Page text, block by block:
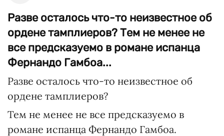
Разве осталось что-то неизвестное об
ордене тамплиеров? Тем не менее не
все предсказуемо в романе испанца
Фернандо Гамбоа...
Разве осталось что-то неизвестное об
ордене тамплиеров?
Тем не менее не все предсказуемо в
романе испанца Фернандо Гамбоа.